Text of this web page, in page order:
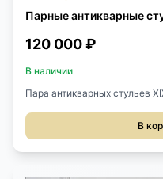
Парные антикварные
120 000 ₽
В наличии
Пара антикварных стульев
декор спинки.Размер
В